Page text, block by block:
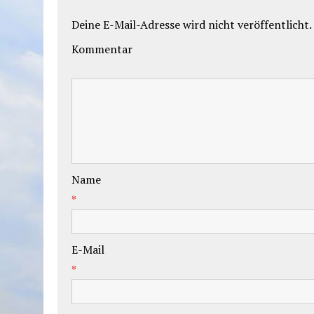
Deine E-Mail-Adresse wird nicht veröffentlicht.
Kommentar
Name
*
E-Mail
*